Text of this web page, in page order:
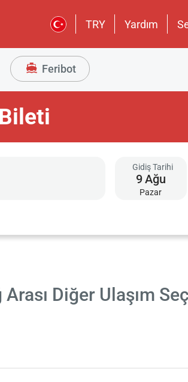
TRY Yardım
Feribot
Gidiş Tarihi
9Ağu
Pazar
Diğer Ulaşım